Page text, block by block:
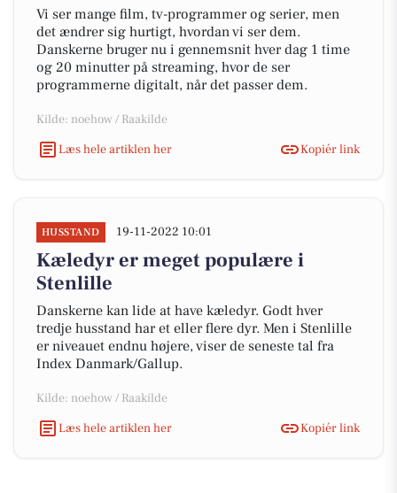
Vi ser mange film, tv-programmer og serier, men
det ændrer sig hurtigt, hvordan vi ser dem.
Danskerne bruger nu i gennemsnit hver dag 1 time
og 20 minutter på streaming, hvor de ser
programmerne digitalt, når det passer dem.
Kilde: noehow / Raakilde
Læs hele artiklen her
Kopiér link
HUSSTAND 19-11-2022 10:01
Kæledyr er meget populære i
Stenlille
Danskerne kan lide at have kæledyr. Godt hver
tredje husstand har et eller flere dyr. Men i Stenlille
er niveauet endnu højere, viser de seneste tal fra
Index Danmark/Gallup.
Kilde: noehow / Raakilde
Læs hele artiklen her
Kopiér link